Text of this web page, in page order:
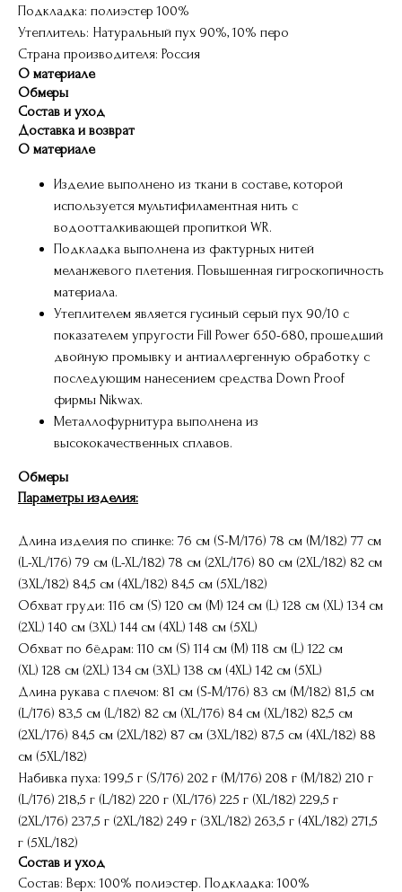
Подкладка: полиэстер 100%
Утеплитель: Натуральный пух 90%, 10% перо
Страна производителя: Россия
О материале
Обмеры
Состав и уход
Доставка и возврат
О материале
Изделие выполнено из ткани в составе, которой
используется мультифиламентная нить с
водоотталкивающей пропиткой WR.
Подкладка выполнена из фактурных нитей
меланжевого плетения. Повышенная гигроскопичность
материала.
Утеплителем является гусиный серый пух 90/10 с
показателем упругости Fill Power 650-680, прошедший
двойную промывку и антиаллергенную обработку с
последующим нанесением средства Down Proof
фирмы Nikwax.
Металлофурнитура выполнена из
высококачественных сплавов.
Обмеры
Параметры изделия:
Длина изделия по спинке: 76 см (S-M/176) 78 см (M/182) 77 см
(L-XL/176) 79 см (L-XL/182) 78 см (2XL/176) 80 см (2XL/182) 82 см
(3XL/182) 84,5 см (4XL/182) 84,5 см (5XL/182)
Обхват груди: 116 см (S) 120 см (M) 124 см (L) 128 см (XL) 134 см
(2XL) 140 см (3XL) 144 см (4XL) 148 см (5XL)
Обхват по бёдрам: 110 см (S) 114 см (M) 118 см (L) 122 см
(XL) 128 см (2XL) 134 см (3XL) 138 см (4XL) 142 см (5XL)
Длина рукава с плечом: 81 см (S-M/176) 83 см (M/182) 81,5 см
(L/176) 83,5 см (L/182) 82 см (XL/176) 84 см (XL/182) 82,5 см
(2XL/176) 84,5 см (2XL/182) 87 см (3XL/182) 87,5 см (4XL/182) 88
см (5XL/182)
Набивка пуха: 199,5 г (S/176) 202 г (M/176) 208 г (M/182) 210 г
(L/176) 218,5 г (L/182) 220 г (XL/176) 225 г (XL/182) 229,5 г
(2XL/176) 237,5 г (2XL/182) 249 г (3XL/182) 263,5 г (4XL/182) 271,5
г (5XL/182)
Состав и уход
Состав: Верх: 100% полиэстер. Подкладка: 100%